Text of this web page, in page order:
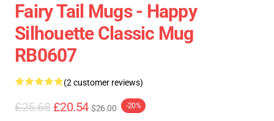
Fairy Tail Mugs - Happy
Silhouette Classic Mug
RB0607
(2 customer reviews)
£25.68 £20.54 $26.00 -20%